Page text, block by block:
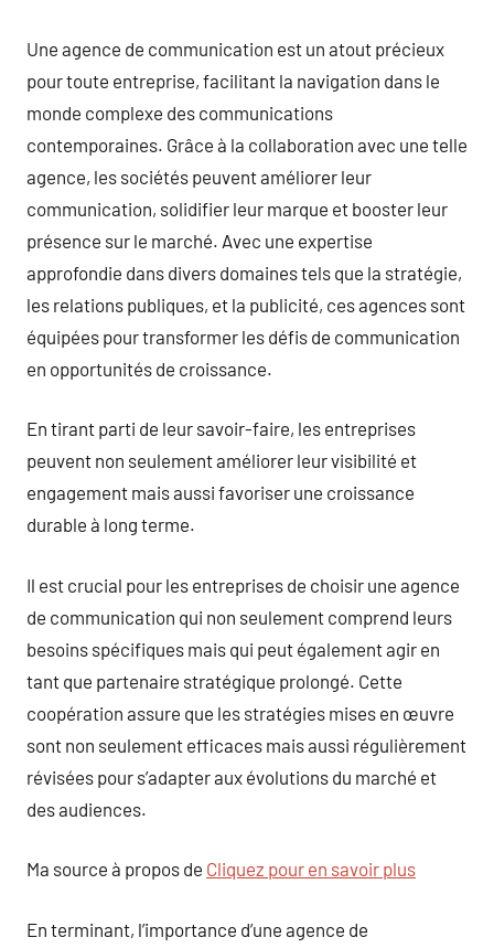
Une agence de communication est un atout précieux
pour toute entreprise, facilitant la navigation dans le
monde complexe des communications
contemporaines. Grâce à la collaboration avec une telle
agence, les sociétés peuvent améliorer leur
communication, solidifier leur marque et booster leur
présence sur le marché. Avec une expertise
approfondie dans divers domaines tels que la stratégie,
les relations publiques, et la publicité, ces agences sont
équipées pour transformer les défis de communication
en opportunités de croissance.
En tirant parti de leur savoir-faire, les entreprises
peuvent non seulement améliorer leur visibilité et
engagement mais aussi favoriser une croissance
durable à long terme.
Il est crucial pour les entreprises de choisir une agence
de communication qui non seulement comprend leurs
besoins spécifiques mais qui peut également agir en
tant que partenaire stratégique prolongé. Cette
coopération assure que les stratégies mises en œuvre
sont non seulement efficaces mais aussi régulièrement
révisées pour s’adapter aux évolutions du marché et
des audiences.
Ma source à propos de Cliquez pour en savoir plus
En terminant, l’importance d’une agence de